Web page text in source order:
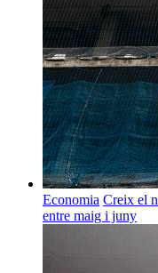
Economia Creix el
entre maig i juny